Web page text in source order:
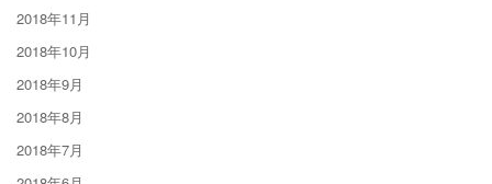
2018年11月
2018年10月
2018年9月
2018年8月
2018年7月